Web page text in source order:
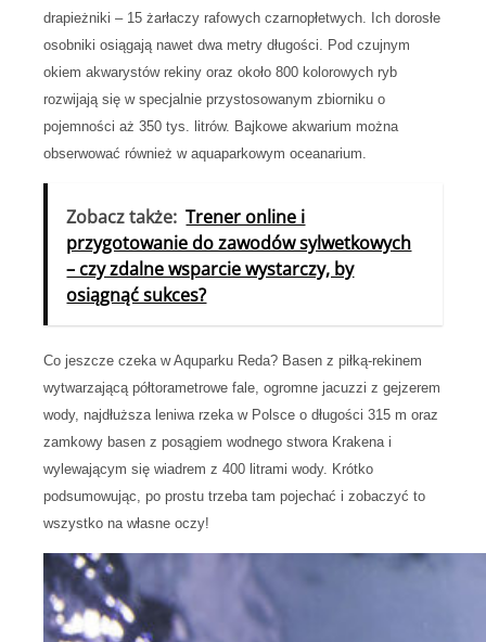
drapieżniki – 15 żarłaczy rafowych czarnopłetwych. Ich dorosłe
osobniki osiągają nawet dwa metry długości. Pod czujnym
okiem akwarystów rekiny oraz około 800 kolorowych ryb
rozwijają się w specjalnie przystosowanym zbiorniku o
pojemności aż 350 tys. litrów. Bajkowe akwarium można
obserwować również w aquaparkowym oceanarium.
Zobacz także: Trener online i
przygotowanie do zawodów sylwetkowych
– czy zdalne wsparcie wystarczy, by
osiągnąć sukces?
Co jeszcze czeka w Aquparku Reda? Basen z piłką-rekinem
wytwarzającą półtorametrowe fale, ogromne jacuzzi z gejzerem
wody, najdłuższa leniwa rzeka w Polsce o długości 315 m oraz
zamkowy basen z posągiem wodnego stwora Krakena i
wylewającym się wiadrem z 400 litrami wody. Krótko
podsumowując, po prostu trzeba tam pojechać i zobaczyć to
wszystko na własne oczy!